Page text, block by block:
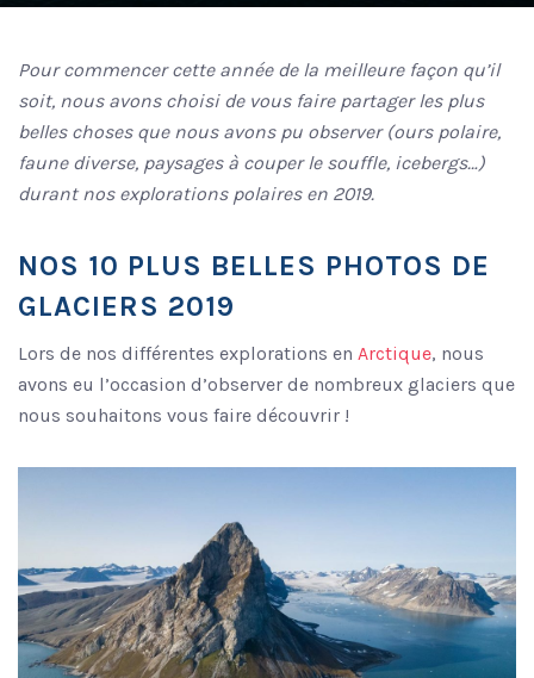
Pour commencer cette année de la meilleure façon qu’il
soit, nous avons choisi de vous faire partager les plus
belles choses que nous avons pu observer (ours polaire,
faune diverse, paysages à couper le souffle, icebergs…)
durant nos explorations polaires en 2019.
NOS 10 PLUS BELLES PHOTOS DE
GLACIERS 2019
Lors de nos différentes explorations en Arctique, nous
avons eu l’occasion d’observer de nombreux glaciers que
nous souhaitons vous faire découvrir !